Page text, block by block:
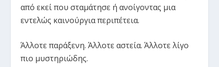
από εκεί που σταμάτησε ή ανοίγοντας μια
εντελώς καινούργια περιπέτεια.
Άλλοτε παράξενη. Άλλοτε αστεία. Άλλοτε λίγο
πιο μυστηριώδης.